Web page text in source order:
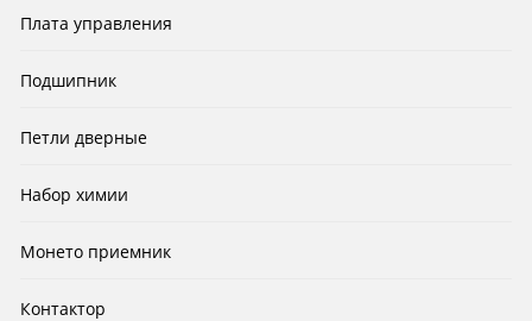
Плата управления
Подшипник
Петли дверные
Набор химии
Монето приемник
Контактор